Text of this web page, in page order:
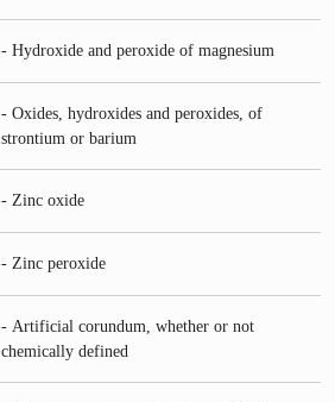
- Hydroxide and peroxide of magnesium
- Oxides, hydroxides and peroxides, of
strontium or barium
- Zinc oxide
- Zinc peroxide
- Artificial corundum, whether or not
chemically defined